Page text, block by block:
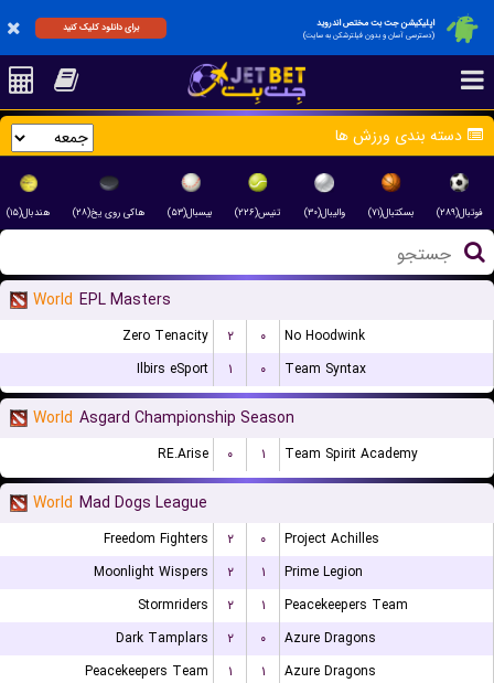
اپلیکیشن جت بت مختص اندروید
(دسترسی آسان و بدون فیلترشکن به سایت)
برای دانلود کلیک کنید
دسته بندی ورزش ها
فوتبال(۲۸۹) بسکتبال(۷۱) والیبال(۳۰) تنیس(۲۲۶) بیسبال(۵۳) هاکی روی یخ(۲۸) هندبال(۱۵)
World EPL Masters
Zero Tenacity ۲ ۰
No Hoodwink
Ilbirs eSport
۱ ۰ Team Syntax
World Asgard Championship Season
RE.Arise ۰ ۱ Team Spirit Academy
World Mad Dogs League
Freedom Fighters ۲ ۰
Project Achilles
Moonlight Wispers
۲ ۱
Prime Legion
Stormriders
۲ ۱
Peacekeepers Team
Dark Tamplars
۲ ۰
Azure Dragons
Peacekeepers Team
۱ ۱
Azure Dragons